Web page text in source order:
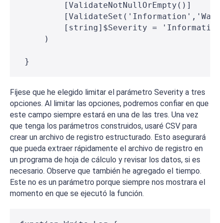
[ValidateNotNullOrEmpty()]
[string]$Severity =
)
}
Fíjese que he elegido limitar el parámetro Severity a tres
opciones. Al limitar las opciones, podremos confiar en que
este campo siempre estará en una de las tres. Una vez
que tenga los parámetros construidos, usaré CSV para
crear un archivo de registro estructurado. Esto asegurará
que pueda extraer rápidamente el archivo de registro en
un programa de hoja de cálculo y revisar los datos, si es
necesario. Observe que también he agregado el tiempo.
Este no es un parámetro porque siempre nos mostrara el
momento en que se ejecutó la función.